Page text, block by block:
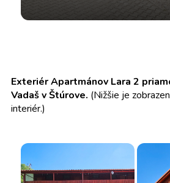
Exteriér Apartmánov Lara 2
Vadaš v Štúrove. (Nižšie je
interiér.)